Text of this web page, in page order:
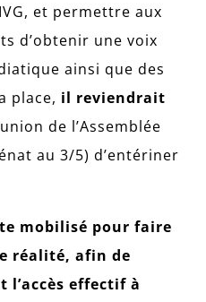
et permettre aux
d’obtenir une voix
ainsi que des
place, il reviendrait
de l’Assemblée
au 3/5) d’entériner
mobilisé pour faire
réalité, afin de
l’accès effectif à